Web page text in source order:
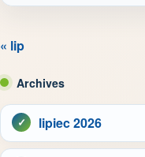
« lip
Archives
lipiec 2026